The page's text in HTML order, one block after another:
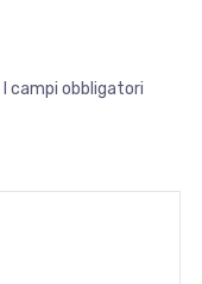
I campi obbligatori